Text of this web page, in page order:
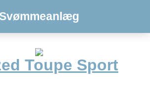
Svømmeanlæg
Toupe Sport